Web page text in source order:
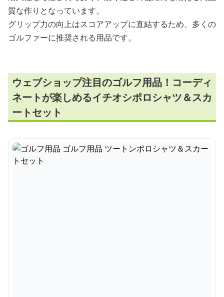
質な作りとなっています。
グリップ力の向上はスコアアップに直結するため、多くの
ゴルファーに推奨される用品です。
ウェブショップ注目のゴルフ用品！コーディ
ネートが楽しめるイチオシポロシャツ＆スカ
ートセット